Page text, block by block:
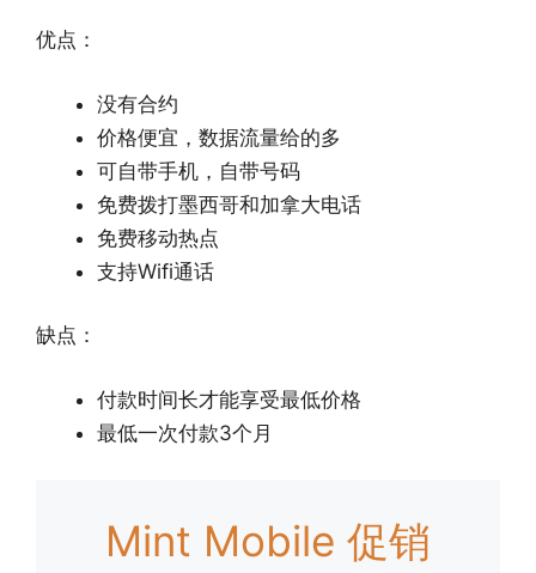
优点：
没有合约
价格便宜，数据流量给的多
可自带手机，自带号码
免费拨打墨西哥和加拿大电话
免费移动热点
支持Wifi通话
缺点：
付款时间长才能享受最低价格
最低一次付款3个月
Mint Mobile 促销